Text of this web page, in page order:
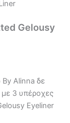
Gelousy
Alinna δε
με 3 υπέροχες
Eyeliner